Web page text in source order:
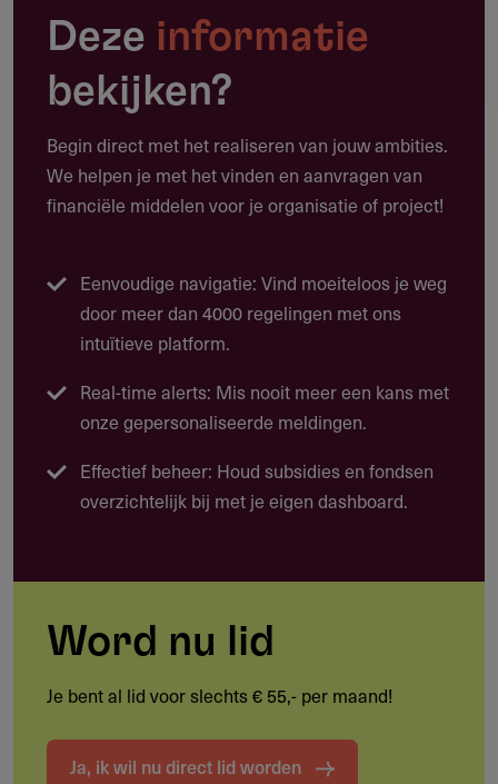
Deadline: 22 oktober 2026 | Looptijd: max 11 maanden
Toepassing
Waarvoor kun je deze subsidie gebruiken?
Deze subsidie biedt tot € 60.000 voor
minimaal drie Europese landen.
Reis-, verblijf- en transportkosten van iedereen die bij de
Artistieke honoraria en salarissen
rapportage
Capaciteitsopbouw voor de partners (minimaal 1,5%
publieksgesprekken en installaties
Deze informatie
bekijken?
Begin direct met het realiseren van jouw ambities.
We helpen je met het vinden en aanvragen van
financiële middelen voor je organisatie of project!
Eenvoudige navigatie: Vind moeiteloos je weg
door meer dan 4000 regelingen met ons
intuïtieve platform.
Real-time alerts: Mis nooit meer een kans met
onze gepersonaliseerde meldingen.
Effectief beheer: Houd subsidies en fondsen
overzichtelijk bij met je eigen dashboard.
Word nu lid
Je bent al lid voor slechts € 55,- per maand!
Ja, ik wil nu direct lid worden